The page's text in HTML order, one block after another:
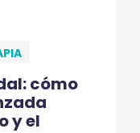
cómo
y el